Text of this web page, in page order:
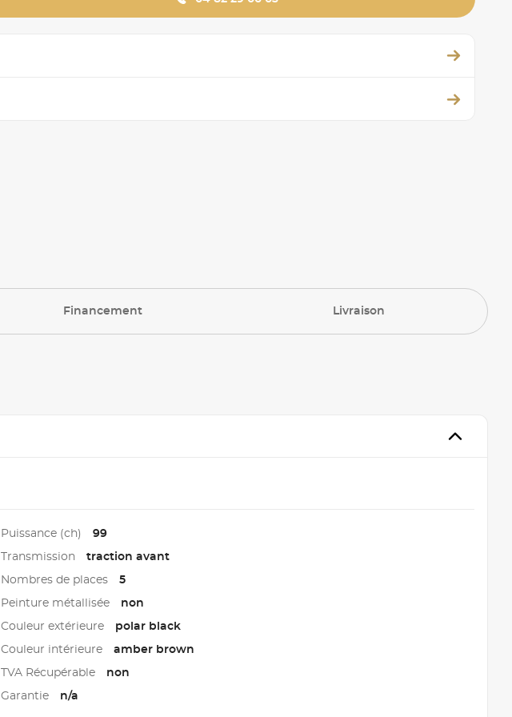
Financement Livraison
Puissance (ch) 99
Transmission traction avant
Nombres de places 5
Peinture métallisée non
Couleur extérieure polar black
Couleur intérieure amber brown
TVA Récupérable non
Garantie n/a